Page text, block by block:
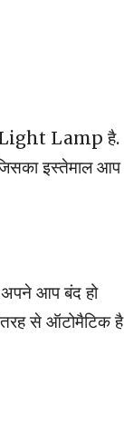
Light Lamp है.
इस्तेमाल आप
अपने आप बंद हो
तरह से ऑटोमैटिक है